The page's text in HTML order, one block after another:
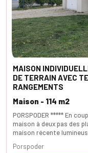
MAISON
DE TERRAIN AVEC
RANGEMENTS
PORSPODER ***** En
maison à deux pas des
maison récente
exposée SUD-OUEST.
Maison - 114 m2
Porspoder